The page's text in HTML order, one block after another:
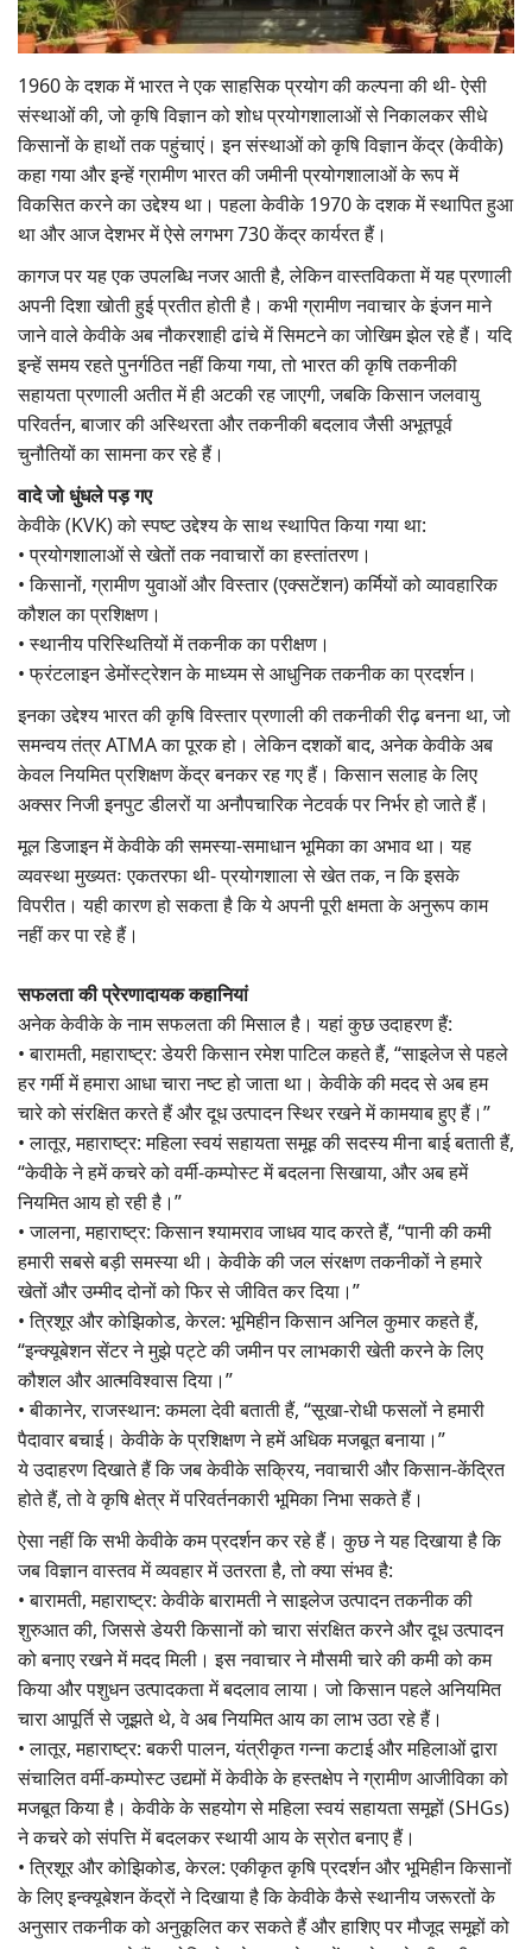
Gallery
National
Latest News
Agriculture Conclave and NACOF
Awards 2022
Agri Start-Ups
Language
English Hindi
1960 के दशक में भारत ने एक साहसिक प्रयोग की कल्पना की थी- ऐसी
संस्थाओं की, जो कृषि विज्ञान को शोध प्रयोगशालाओं से निकालकर सीधे
किसानों के हाथों तक पहुंचाएं। इन संस्थाओं को कृषि विज्ञान केंद्र (केवीके)
कहा गया और इन्हें ग्रामीण भारत की जमीनी प्रयोगशालाओं के रूप में
विकसित करने का उद्देश्य था। पहला केवीके 1970 के दशक में स्थापित हुआ
था और आज देशभर में ऐसे लगभग 730 केंद्र कार्यरत हैं।
कागज पर यह एक उपलब्धि नजर आती है, लेकिन वास्तविकता में यह प्रणाली
अपनी दिशा खोती हुई प्रतीत होती है। कभी ग्रामीण नवाचार के इंजन माने
जाने वाले केवीके अब नौकरशाही ढांचे में सिमटने का जोखिम झेल रहे हैं। यदि
इन्हें समय रहते पुनर्गठित नहीं किया गया, तो भारत की कृषि तकनीकी
सहायता प्रणाली अतीत में ही अटकी रह जाएगी, जबकि किसान जलवायु
परिवर्तन, बाजार की अस्थिरता और तकनीकी बदलाव जैसी अभूतपूर्व
चुनौतियों का सामना कर रहे हैं।
वादे जो धुंधले पड़ गए
केवीके (KVK) को स्पष्ट उद्देश्य के साथ स्थापित किया गया था:
• प्रयोगशालाओं से खेतों तक नवाचारों का हस्तांतरण।
• किसानों, ग्रामीण युवाओं और विस्तार (एक्सटेंशन) कर्मियों को व्यावहारिक
कौशल का प्रशिक्षण।
• स्थानीय परिस्थितियों में तकनीक का परीक्षण।
• फ्रंटलाइन डेमोंस्ट्रेशन के माध्यम से आधुनिक तकनीक का प्रदर्शन।
इनका उद्देश्य भारत की कृषि विस्तार प्रणाली की तकनीकी रीढ़ बनना था, जो
समन्वय तंत्र ATMA का पूरक हो। लेकिन दशकों बाद, अनेक केवीके अब
केवल नियमित प्रशिक्षण केंद्र बनकर रह गए हैं। किसान सलाह के लिए
अक्सर निजी इनपुट डीलरों या अनौपचारिक नेटवर्क पर निर्भर हो जाते हैं।
मूल डिजाइन में केवीके की समस्या-समाधान भूमिका का अभाव था। यह
व्यवस्था मुख्यतः एकतरफा थी- प्रयोगशाला से खेत तक, न कि इसके
विपरीत। यही कारण हो सकता है कि ये अपनी पूरी क्षमता के अनुरूप काम
नहीं कर पा रहे हैं।
सफलता की प्रेरणादायक कहानियां
अनेक केवीके के नाम सफलता की मिसाल है। यहां कुछ उदाहरण हैं:
• बारामती, महाराष्ट्र: डेयरी किसान रमेश पाटिल कहते हैं, “साइलेज से पहले
हर गर्मी में हमारा आधा चारा नष्ट हो जाता था। केवीके की मदद से अब हम
चारे को संरक्षित करते हैं और दूध उत्पादन स्थिर रखने में कामयाब हुए हैं।”
• लातूर, महाराष्ट्र: महिला स्वयं सहायता समूह की सदस्य मीना बाई बताती हैं,
“केवीके ने हमें कचरे को वर्मी-कम्पोस्ट में बदलना सिखाया, और अब हमें
नियमित आय हो रही है।”
• जालना, महाराष्ट्र: किसान श्यामराव जाधव याद करते हैं, “पानी की कमी
हमारी सबसे बड़ी समस्या थी। केवीके की जल संरक्षण तकनीकों ने हमारे
खेतों और उम्मीद दोनों को फिर से जीवित कर दिया।”
• त्रिशूर और कोझिकोड, केरल: भूमिहीन किसान अनिल कुमार कहते हैं,
“इन्क्यूबेशन सेंटर ने मुझे पट्टे की जमीन पर लाभकारी खेती करने के लिए
कौशल और आत्मविश्वास दिया।”
• बीकानेर, राजस्थान: कमला देवी बताती हैं, “सूखा-रोधी फसलों ने हमारी
पैदावार बचाई। केवीके के प्रशिक्षण ने हमें अधिक मजबूत बनाया।”
ये उदाहरण दिखाते हैं कि जब केवीके सक्रिय, नवाचारी और किसान-केंद्रित
होते हैं, तो वे कृषि क्षेत्र में परिवर्तनकारी भूमिका निभा सकते हैं।
ऐसा नहीं कि सभी केवीके कम प्रदर्शन कर रहे हैं। कुछ ने यह दिखाया है कि
जब विज्ञान वास्तव में व्यवहार में उतरता है, तो क्या संभव है:
• बारामती, महाराष्ट्र: केवीके बारामती ने साइलेज उत्पादन तकनीक की
शुरुआत की, जिससे डेयरी किसानों को चारा संरक्षित करने और दूध उत्पादन
को बनाए रखने में मदद मिली। इस नवाचार ने मौसमी चारे की कमी को कम
किया और पशुधन उत्पादकता में बदलाव लाया। जो किसान पहले अनियमित
चारा आपूर्ति से जूझते थे, वे अब नियमित आय का लाभ उठा रहे हैं।
• लातूर, महाराष्ट्र: बकरी पालन, यंत्रीकृत गन्ना कटाई और महिलाओं द्वारा
संचालित वर्मी-कम्पोस्ट उद्यमों में केवीके के हस्तक्षेप ने ग्रामीण आजीविका को
मजबूत किया है। केवीके के सहयोग से महिला स्वयं सहायता समूहों (SHGs)
ने कचरे को संपत्ति में बदलकर स्थायी आय के स्रोत बनाए हैं।
• त्रिशूर और कोझिकोड, केरल: एकीकृत कृषि प्रदर्शन और भूमिहीन किसानों
के लिए इन्क्यूबेशन केंद्रों ने दिखाया है कि केवीके कैसे स्थानीय जरूरतों के
अनुसार तकनीक को अनुकूलित कर सकते हैं और हाशिए पर मौजूद समूहों को